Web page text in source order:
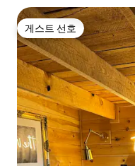
게스트 선호
게스트 선호